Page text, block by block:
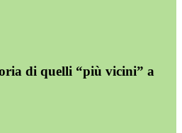
di quelli “più vicini” a